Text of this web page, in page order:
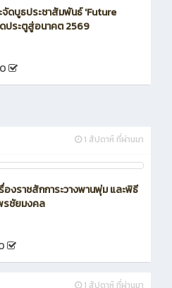
ละจัดบูธประชาสัมพันธ์ 'Future
ประตูสู่อนาคต 2569
0
1 สัปดาห์ ที่ผ่านมา
องราชสักการะวางพานพุ่ม และพิธี
รชัยมงคล
1 สัปดาห์ ที่ผ่านมา